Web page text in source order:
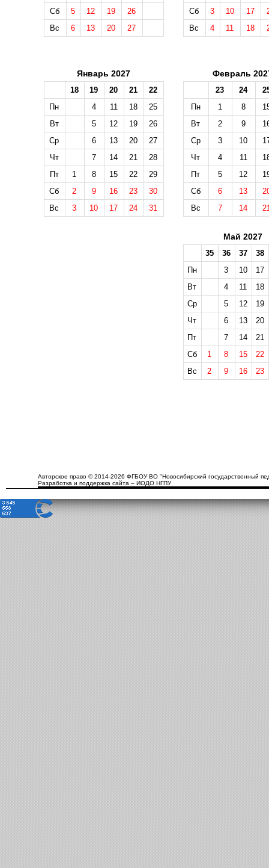
Сб
5 12 19
26
Вс
6 13 20 27
Сб
3 10 17
Вс
4 11 18
Январь 2027
18 19 20 21
22
Пн
4 11 18
25
Вт
5 12 19
26
Ср
6 13 20
27
Чт
7 14 21
28
Пт
1 8 15 22
29
Сб
2 9 16 23
30
Вс
3 10 17 24 31
Февраль
23 24
Пн
1 8
Вт
2 9
Ср
3 10
Чт
4 11
Пт
5 12
Сб
6 13
Вс
7 14
Май 2027
35 36 37
38
Пн
3 10
17
Вт
4 11
18
Ср
5 12
19
Чт
6 13
20
Пт
7 14
21
Сб
1 8 15
22
Вс
2 9 16 23
Авторское право © 2014-2026 ФГБОУ ВО "Новосибирский государственный
Разработка и поддержка сайта – ИОДО НГПУ